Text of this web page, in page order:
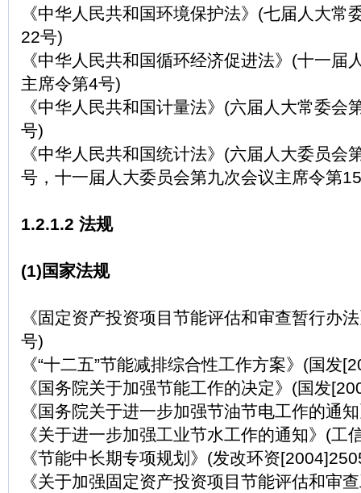
《中华人民共和国环境保护法》(七届人大常
22号)
《中华人民共和国循环经济促进法》(十一届
主席令第4号)
《中华人民共和国计量法》(六届人大常委会
号)
《中华人民共和国统计法》(六届人大委员会
号，十一届人大委员会第九次会议主席令第
1.2.1.2 法规
(1)国家法规
《固定资产投资项目节能评估和审查暂行办
号)
《“十二五”节能减排综合性工作方案》(国发
《国务院关于加强节能工作的决定》(国发
《国务院关于进一步加强节油节电工作的通
《关于进一步加强工业节水工作的通知》(工
《节能中长期专项规划》(发改环资
《关于加强固定资产投资项目节能评估和审